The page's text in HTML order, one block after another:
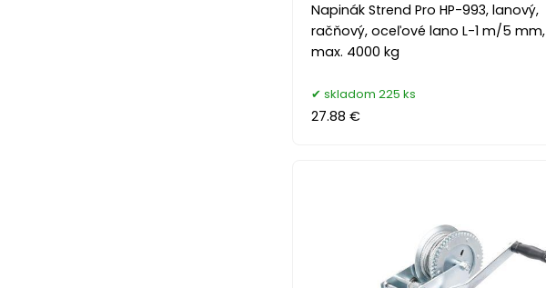
Napinák Strend Pro HP-993, lanový,
račňový, oceľové lano L-1 m/5 mm,
max. 4000 kg
skladom 225 ks
27.88 €